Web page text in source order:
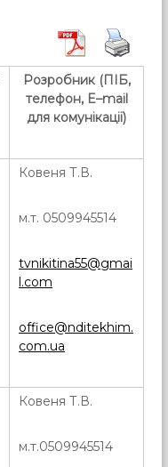
Розробник (ПІБ,
телефон, E–mail
для комунікації)
Ковеня Т.В.
м.т. 0509945514
tvnikitina55@gmai
l.com
office@nditekhim.
com.ua
Ковеня Т.В.
м.т.0509945514